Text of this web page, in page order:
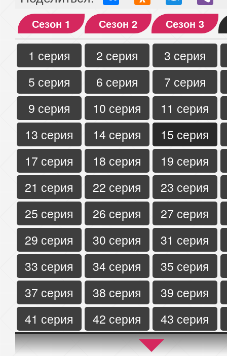
Сезон 1 Сезон 2 Сезон 3
1 серия 2 серия
3 серия
5 серия
6 серия
7 серия
9 серия
10 серия
11 серия
13 серия
14 серия
15 серия
17 серия
18 серия
19 серия
21 серия
22 серия
23 серия
25 серия
26 серия
27 серия
29 серия
30 серия
31 серия
33 серия
34 серия
35 серия
37 серия
38 серия
39 серия
41 серия
42 серия
43 серия
45 серия
46 серия